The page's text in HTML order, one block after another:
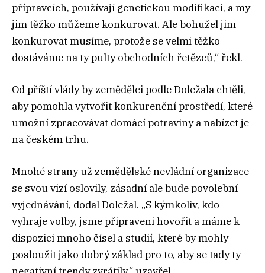
přípravcích, používají genetickou modifikaci, a my
jim těžko můžeme konkurovat. Ale bohužel jim
konkurovat musíme, protože se velmi těžko
dostáváme na ty pulty obchodních řetězců,“ řekl.
Od příští vlády by zemědělci podle Doležala chtěli,
aby pomohla vytvořit konkurenční prostředí, které
umožní zpracovávat domácí potraviny a nabízet je
na českém trhu.
Mnohé strany už zemědělské nevládní organizace
se svou vizí oslovily, zásadní ale bude povolební
vyjednávání, dodal Doležal. „S kýmkoliv, kdo
vyhraje volby, jsme připraveni hovořit a máme k
dispozici mnoho čísel a studií, které by mohly
posloužit jako dobrý základ pro to, aby se tady ty